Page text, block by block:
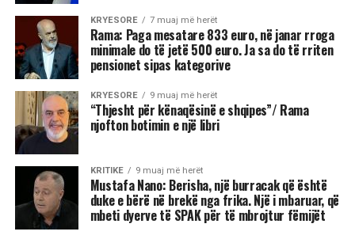
KRYESORE 7 muaj më herët
Rama: Paga mesatare 833 euro, në janar rroga
minimale do të jetë 500 euro. Ja sa do të rriten
pensionet sipas kategorive
KRYESORE 9 muaj më herët
“Thjesht për kënaqësinë e shqipes”/ Rama
njofton botimin e një libri
KRITIKE 9 muaj më herët
Mustafa Nano: Berisha, një burracak që është
duke e bërë në brekë nga frika. Një i mbaruar, që
mbeti dyerve të SPAK për të mbrojtur fëmijët